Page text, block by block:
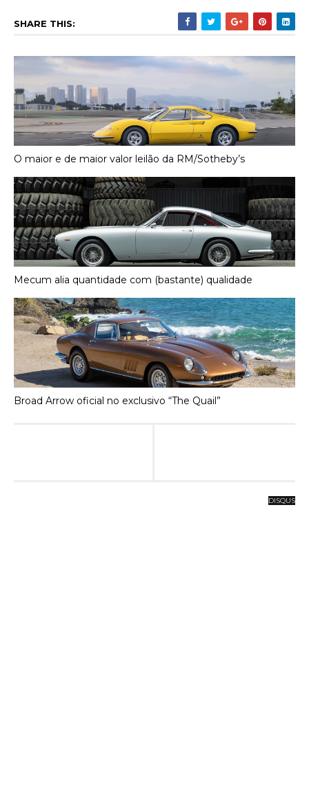
SHARE THIS:
O maior e de maior valor leilão da RM/Sotheby’s
Mecum alia quantidade com (bastante) qualidade
Broad Arrow oficial no exclusivo “The Quail”
DISQUS